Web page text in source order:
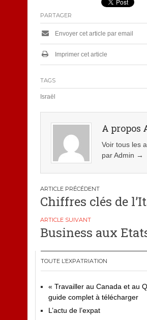
PARTAGER
Envoyer cet article par email
Imprimer cet article
TAGS
Israël
A propos
Voir tous les
par Admin →
Navigation
de
l’article
Chiffres clés de
Business aux
TOUTE L’EXPATRIATION
« Travailler au Canada et au
guide complet à télécharger
L’actu de l’expat